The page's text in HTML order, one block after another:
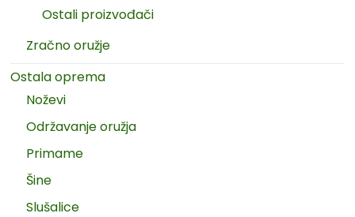
Ostali proizvođači
Zračno oružje
Ostala oprema
Noževi
Održavanje oružja
Primame
Šine
Slušalice